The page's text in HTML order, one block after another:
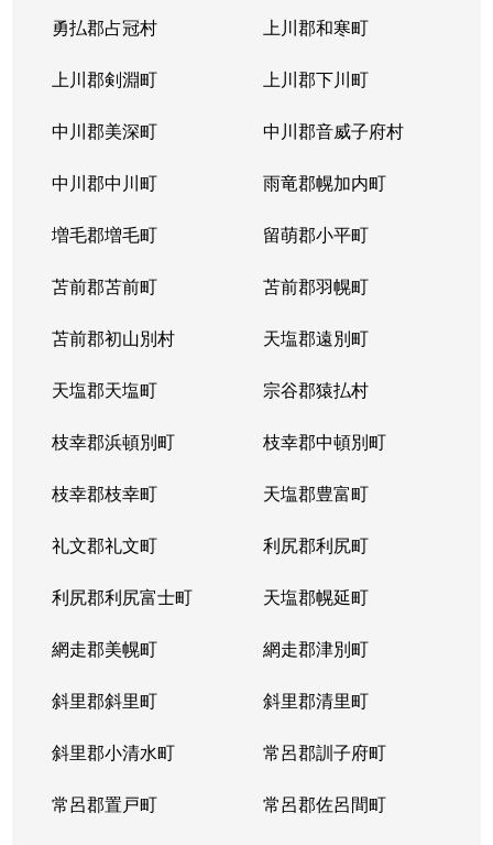
勇払郡占冠村 上川郡和寒町
上川郡剣淵町 上川郡下川町
中川郡美深町 中川郡音威子府村
中川郡中川町 雨竜郡幌加内町
増毛郡増毛町 留萌郡小平町
苫前郡苫前町 苫前郡羽幌町
苫前郡初山別村 天塩郡遠別町
天塩郡天塩町 宗谷郡猿払村
枝幸郡浜頓別町 枝幸郡中頓別町
枝幸郡枝幸町 天塩郡豊富町
礼文郡礼文町 利尻郡利尻町
利尻郡利尻富士町 天塩郡幌延町
網走郡美幌町 網走郡津別町
斜里郡斜里町 斜里郡清里町
斜里郡小清水町 常呂郡訓子府町
常呂郡置戸町 常呂郡佐呂間町